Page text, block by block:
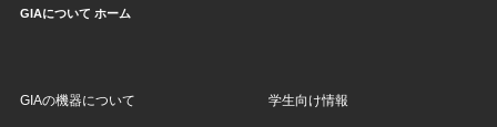
GIAについて ホーム
GIAの機器について 学生向け情報